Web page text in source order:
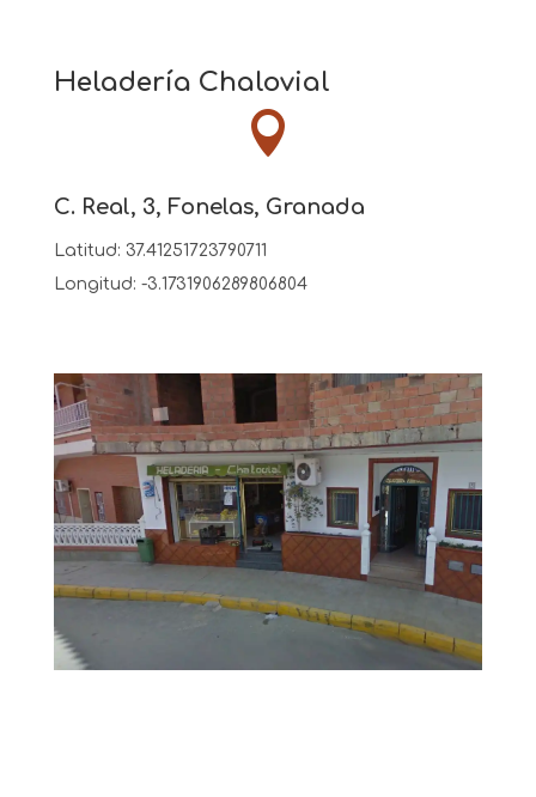
Heladería Chalovial

C. Real, 3, Fonelas, Granada
Latitud: 37.41251723790711
Longitud: -3.1731906289806804